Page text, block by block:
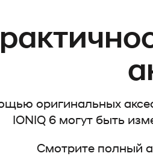
оригинальных
IONIQ 6 могут быть
Смотрите полный